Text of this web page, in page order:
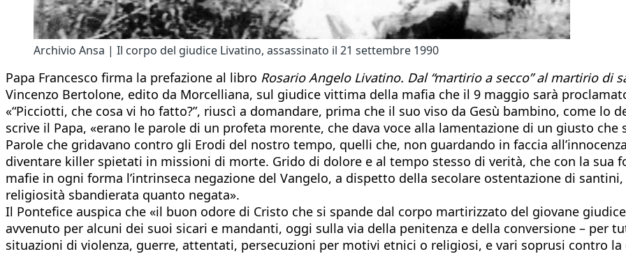
Archivio Ansa | Il corpo del giudice Livatino, assassinato il 21 settembre 1990
Papa Francesco firma la prefazione al libro Rosario Angelo Livatino. Dal “martirio a secco” al martirio di
Vincenzo Bertolone, edito da Morcelliana, sul giudice vittima della mafia che il 9 maggio sarà
«“Picciotti, che cosa vi ho fatto?”, riuscì a domandare, prima che il suo viso da Gesù bambino, come
scrive il Papa, «erano le parole di un profeta morente, che dava voce alla lamentazione di un giusto
Parole che gridavano contro gli Erodi del nostro tempo, quelli che, non guardando in faccia
diventare killer spietati in missioni di morte. Grido di dolore e al tempo stesso di verità, che con la sua
mafie in ogni forma l’intrinseca negazione del Vangelo, a dispetto della secolare ostentazione di
religiosità sbandierata quanto negata».
Il Pontefice auspica che «il buon odore di Cristo che si spande dal corpo martirizzato del giovane
avvenuto per alcuni dei suoi sicari e mandanti, oggi sulla via della penitenza e della conversione – per
situazioni di violenza, guerre, attentati, persecuzioni per motivi etnici o religiosi, e vari soprusi contro la